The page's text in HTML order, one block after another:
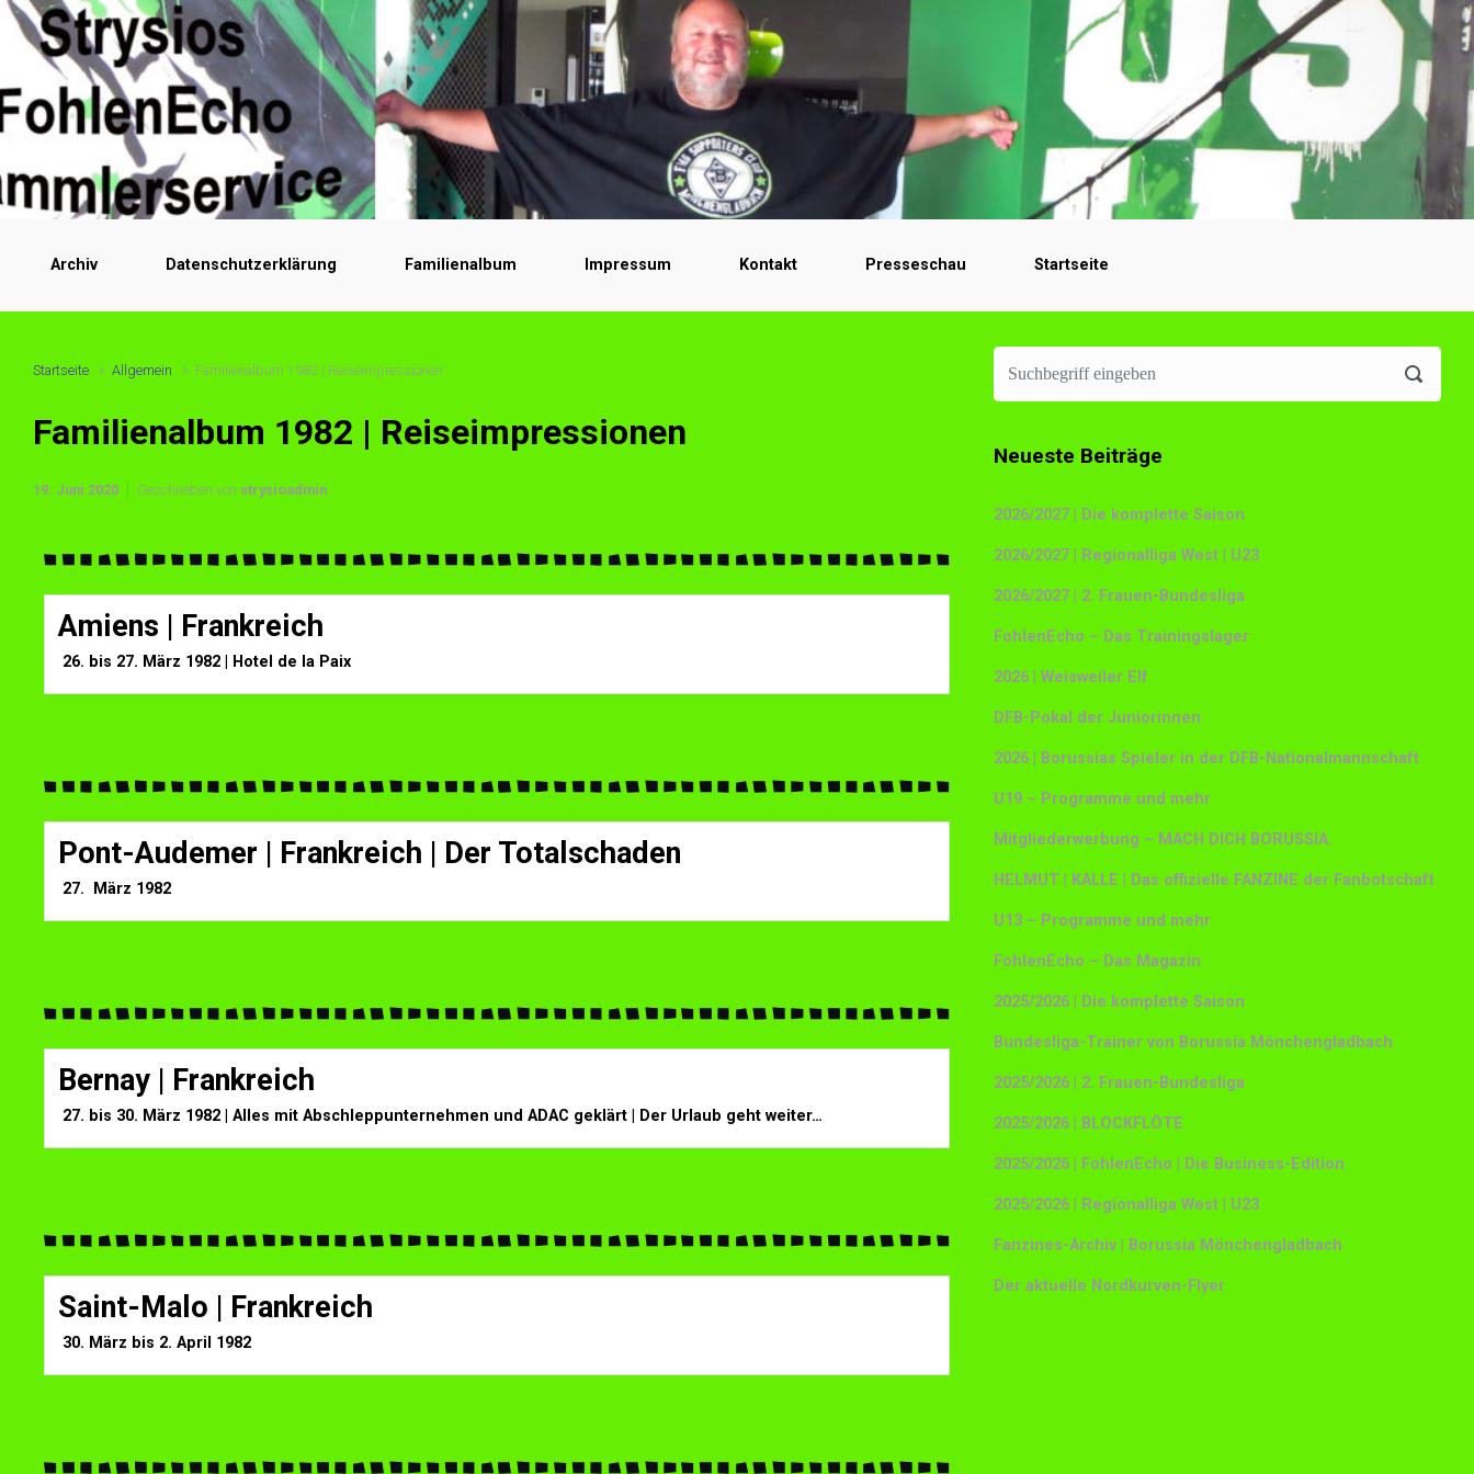
Archiv Datenschutzerklärung Familienalbum Impressum Kontakt Presseschau Startseite
Startseite Allgemein Familienalbum 1982 | Reiseimpressionen
Familienalbum 1982 | Reiseimpressionen
19. Juni 2020 Geschrieben von strysioadmin
Amiens | Frankreich
26. bis 27. März 1982 | Hotel de la Paix
Pont-Audemer | Frankreich | Der Totalschaden
27. März 1982
Bernay | Frankreich
27. bis 30. März 1982 | Alles mit Abschleppunternehmen und ADAC geklärt | Der Urlaub geht weiter…
Saint-Malo | Frankreich
30. März bis 2. April 1982
Neueste Beiträge
2026/2027 | Die komplette Saison
2026/2027 | Regionalliga West | U23
2026/2027 | 2. Frauen-Bundesliga
FohlenEcho – Das Trainingslager
2026 | Weisweiler Elf
DFB-Pokal der Juniorinnen
2026 | Borussias Spieler in der DFB-Nationalmannschaft
U19 – Programme und mehr
Mitgliederwerbung – MACH DICH BORUSSIA.
HELMUT | KALLE | Das offizielle FANZINE der Fanbotschaft
U13 – Programme und mehr
FohlenEcho – Das Magazin
2025/2026 | Die komplette Saison
Bundesliga-Trainer von Borussia Mönchengladbach
2025/2026 | 2. Frauen-Bundesliga
2025/2026 | BLOCKFLÖTE
2025/2026 | FohlenEcho | Die Business-Edition
2025/2026 | Regionalliga West | U23
Fanzines-Archiv | Borussia Mönchengladbach
Der aktuelle Nordkurven-Flyer